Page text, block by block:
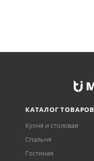
КАТАЛОГ ТОВАРОВ
Кухня и столовая
Спальня
Гостиная